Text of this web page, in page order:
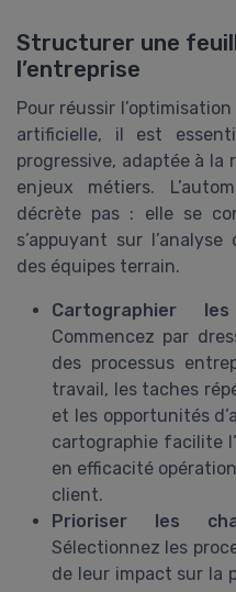
Structurer une
l’entreprise
Pour réussir
artificielle, il est
progressive, adaptée à la
enjeux métiers.
décrète pas : elle se
s’appuyant sur
des équipes terrain.
Cartographier
Commencez par
des processus
travail, les taches
et les opportunités
cartographie facilite
en efficacité
client.
Prioriser les
Sélectionnez les
de leur impact sur la